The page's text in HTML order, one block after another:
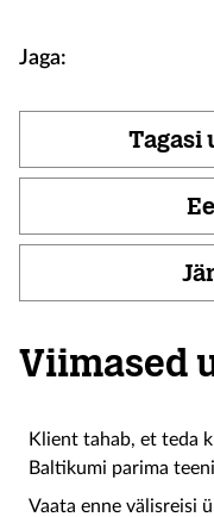
Jaga:
Tagasi
Viimased
Klient tahab, et teda
Baltikumi parima
Vaata enne välisreisi